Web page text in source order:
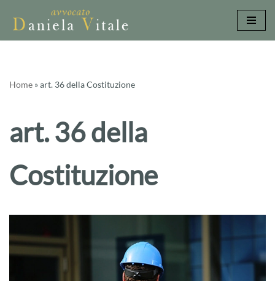
Vai
Home »art. 36 della Costituzione
art. 36 della
Costituzione